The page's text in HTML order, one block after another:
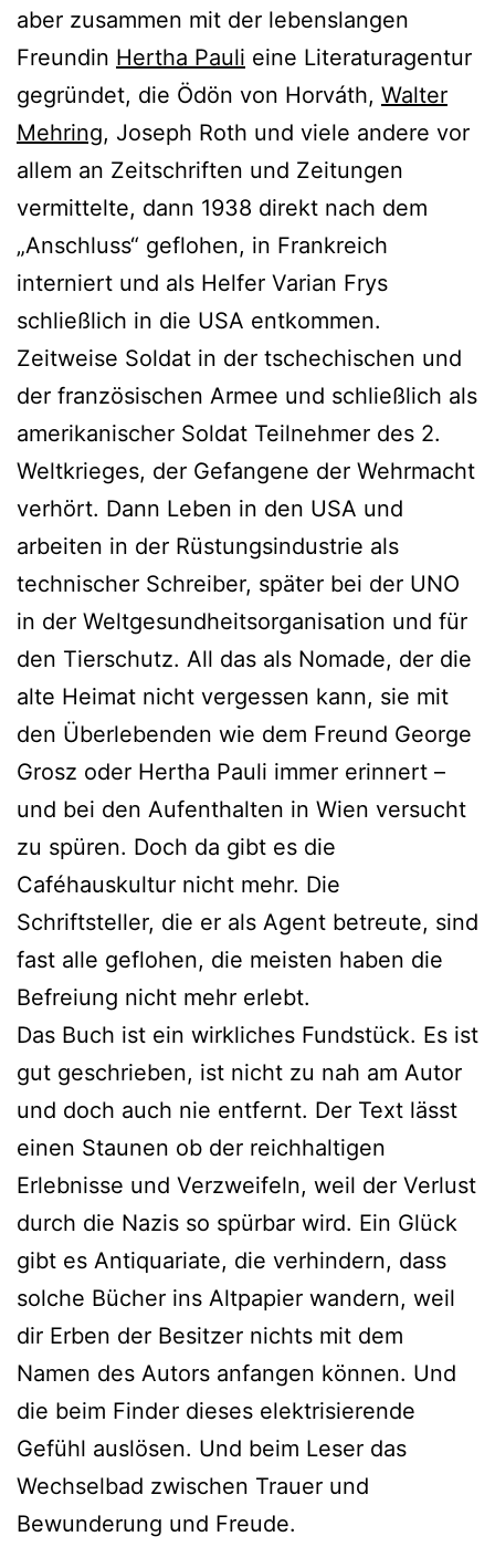
aber zusammen mit der lebenslangen
Freundin Hertha Pauli eine Literaturagentur
gegründet, die Ödön von Horváth, Walter
Mehring, Joseph Roth und viele andere vor
allem an Zeitschriften und Zeitungen
vermittelte, dann 1938 direkt nach dem
„Anschluss“ geflohen, in Frankreich
interniert und als Helfer Varian Frys
schließlich in die USA entkommen.
Zeitweise Soldat in der tschechischen und
der französischen Armee und schließlich als
amerikanischer Soldat Teilnehmer des 2.
Weltkrieges, der Gefangene der Wehrmacht
verhört. Dann Leben in den USA und
arbeiten in der Rüstungsindustrie als
technischer Schreiber, später bei der UNO
in der Weltgesundheitsorganisation und für
den Tierschutz. All das als Nomade, der die
alte Heimat nicht vergessen kann, sie mit
den Überlebenden wie dem Freund George
Grosz oder Hertha Pauli immer erinnert –
und bei den Aufenthalten in Wien versucht
zu spüren. Doch da gibt es die
Caféhauskultur nicht mehr. Die
Schriftsteller, die er als Agent betreute, sind
fast alle geflohen, die meisten haben die
Befreiung nicht mehr erlebt.
Das Buch ist ein wirkliches Fundstück. Es ist
gut geschrieben, ist nicht zu nah am Autor
und doch auch nie entfernt. Der Text lässt
einen Staunen ob der reichhaltigen
Erlebnisse und Verzweifeln, weil der Verlust
durch die Nazis so spürbar wird. Ein Glück
gibt es Antiquariate, die verhindern, dass
solche Bücher ins Altpapier wandern, weil
dir Erben der Besitzer nichts mit dem
Namen des Autors anfangen können. Und
die beim Finder dieses elektrisierende
Gefühl auslösen. Und beim Leser das
Wechselbad zwischen Trauer und
Bewunderung und Freude.